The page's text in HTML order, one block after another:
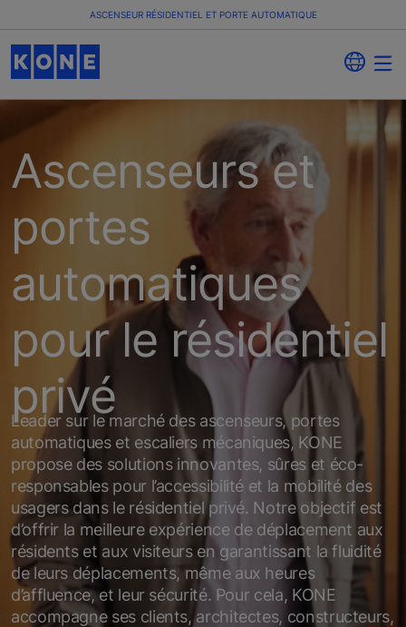
ASCENSEUR RÉSIDENTIEL ET PORTE AUTOMATIQUE
Ascenseurs et
portes
automatiques
pour le résidentiel
privé
Leader sur le marché des ascenseurs, portes
automatiques et escaliers mécaniques, KONE
propose des solutions innovantes, sûres et éco-
responsables pour l’accessibilité et la mobilité des
usagers dans le résidentiel privé. Notre objectif est
d’offrir la meilleure expérience de déplacement aux
résidents et aux visiteurs en garantissant la fluidité
de leurs déplacements, même aux heures
d’affluence, et leur sécurité. Pour cela, KONE
accompagne ses clients, architectes, constructeurs,